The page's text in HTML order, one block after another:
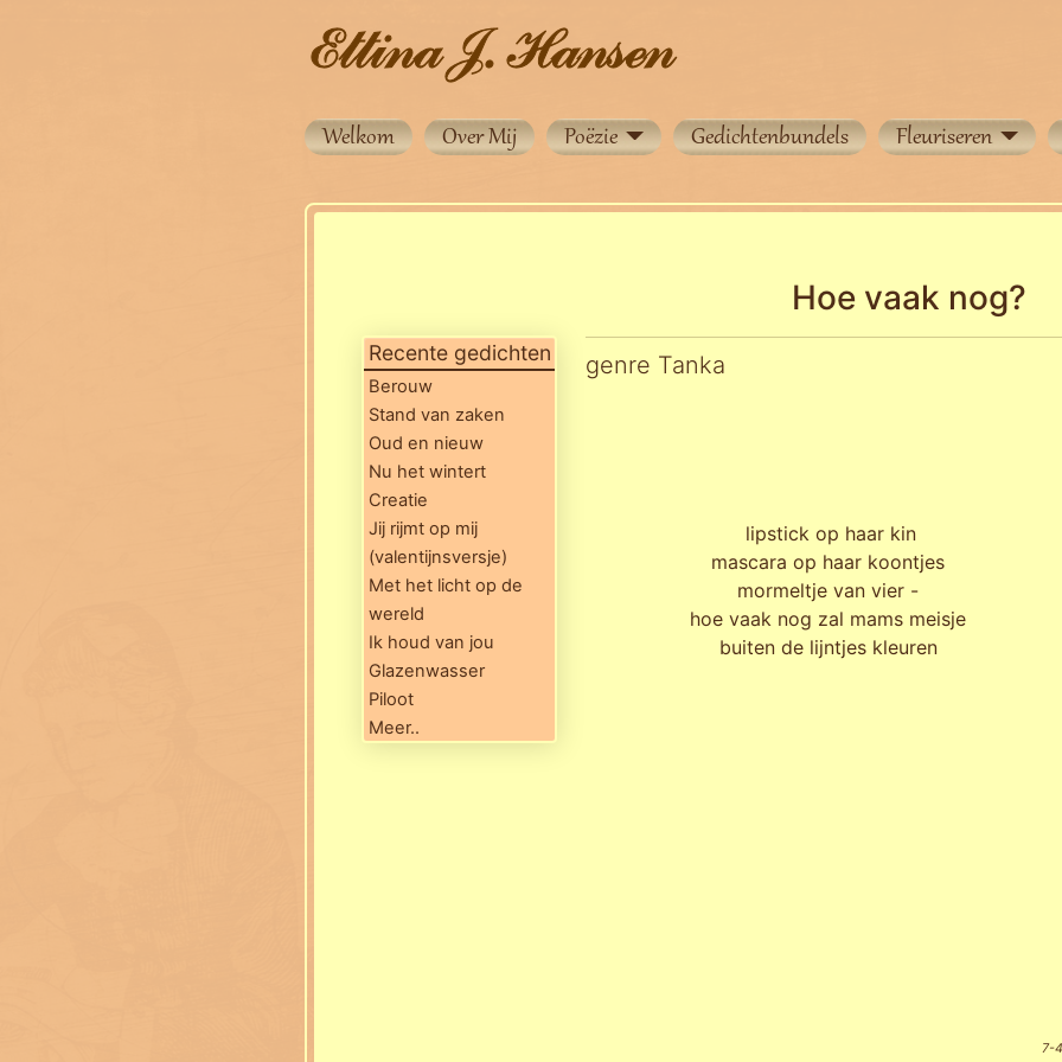
Welkom Over Mij Poëzie Gedichtenbundels Fleuriseren
Recente gedichten
Berouw
Stand van zaken
Oud en nieuw
Nu het wintert
Creatie
Jij rijmt op mij
(valentijnsversje)
Met het licht op de
wereld
Ik houd van jou
Glazenwasser
Piloot
Meer..
Hoe vaak nog?
genre Tanka
lipstick op haar kin
mascara op haar koontjes
mormeltje van vier -
hoe vaak nog zal mams meisje
buiten de lijntjes kleuren
7-